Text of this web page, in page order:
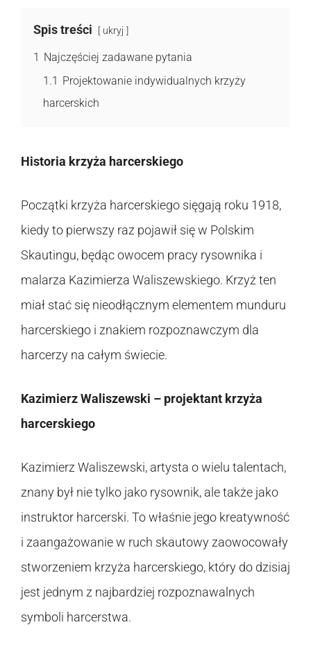
Spis treści ukryj
1 Najczęściej zadawane pytania
1.1 Projektowanie indywidualnych krzyży
harcerskich
Historia krzyża harcerskiego
Początki krzyża harcerskiego sięgają roku 1918,
kiedy to pierwszy raz pojawił się w Polskim
Skautingu, będąc owocem pracy rysownika i
malarza Kazimierza Waliszewskiego. Krzyż ten
miał stać się nieodłącznym elementem munduru
harcerskiego i znakiem rozpoznawczym dla
harcerzy na całym świecie.
Kazimierz Waliszewski – projektant krzyża
harcerskiego
Kazimierz Waliszewski, artysta o wielu talentach,
znany był nie tylko jako rysownik, ale także jako
instruktor harcerski. To właśnie jego kreatywność
i zaangażowanie w ruch skautowy zaowocowały
stworzeniem krzyża harcerskiego, który do dzisiaj
jest jednym z najbardziej rozpoznawalnych
symboli harcerstwa.